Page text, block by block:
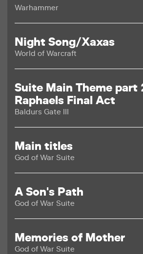
Warhammer
Night Song/Xaxas
World of Warcraft
Suite Main Theme part
Raphaels Final Act
Baldurs Gate III
Main titles
God of War Suite
A Son's Path
God of War Suite
Memories of Mother
God of War Suite